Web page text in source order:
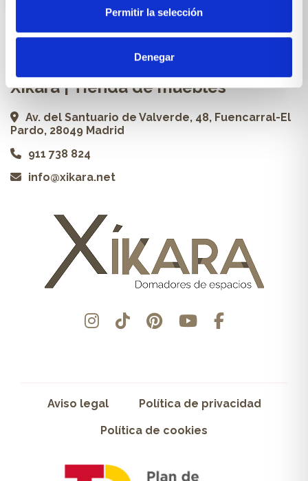
Permitir la selección
Denegar
Contacto
Xikara | Tienda de muebles
Av. del Santuario de Valverde, 48, Fuencarral-El
Pardo, 28049 Madrid
911 738 824
info@xikara.net
Aviso legal Política de privacidad
Política de cookies